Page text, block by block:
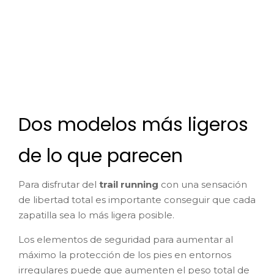
Dos modelos más ligeros
de lo que parecen
Para disfrutar del trail running con una sensación
de libertad total es importante conseguir que cada
zapatilla sea lo más ligera posible.
Los elementos de seguridad para aumentar al
máximo la protección de los pies en entornos
irregulares puede que aumenten el peso total de